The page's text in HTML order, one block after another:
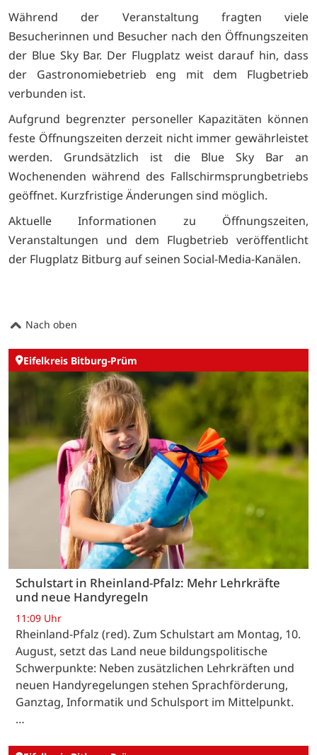
Während der Veranstaltung fragten viele
Besucherinnen und Besucher nach den Öffnungszeiten
der Blue Sky Bar. Der Flugplatz weist darauf hin, dass
der Gastronomiebetrieb eng mit dem Flugbetrieb
verbunden ist.
Aufgrund begrenzter personeller Kapazitäten können
feste Öffnungszeiten derzeit nicht immer gewährleistet
werden. Grundsätzlich ist die Blue Sky Bar an
Wochenenden während des Fallschirmsprungbetriebs
geöffnet. Kurzfristige Änderungen sind möglich.
Aktuelle Informationen zu Öffnungszeiten,
Veranstaltungen und dem Flugbetrieb veröffentlicht
der Flugplatz Bitburg auf seinen Social-Media-Kanälen.
Nach oben
Eifelkreis Bitburg-Prüm
Schulstart in Rheinland-Pfalz: Mehr Lehrkräfte
und neue Handyregeln
11:09 Uhr
Rheinland-Pfalz (red). Zum Schulstart am Montag, 10.
August, setzt das Land neue bildungspolitische
Schwerpunkte: Neben zusätzlichen Lehrkräften und
neuen Handyregelungen stehen Sprachförderung,
Ganztag, Informatik und Schulsport im Mittelpunkt.
…